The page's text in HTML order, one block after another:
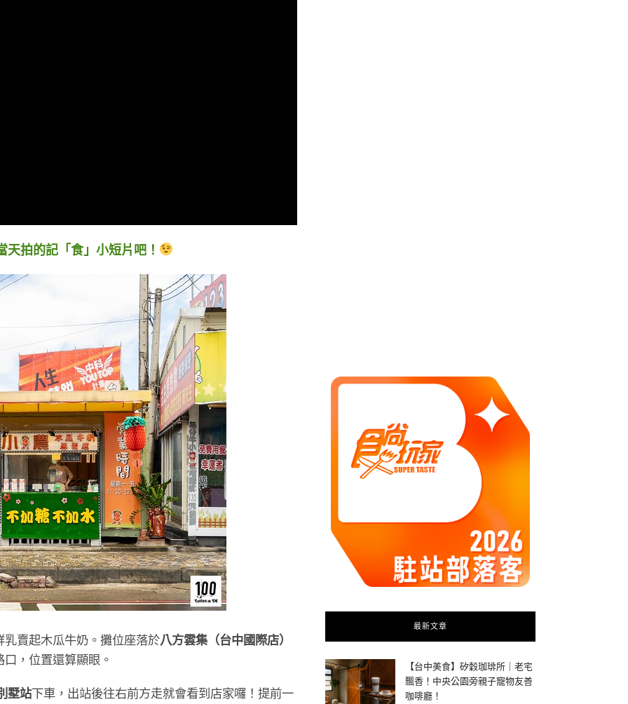
拍的記「食」小短片吧！
賣起木瓜牛奶。攤位座落於八方雲集（台中國際店）
口，位置還算顯眼。
墅站下車，出站後往右前方走就會看到店家囉！提前一
最新文章
【台中美食】矽穀珈琲所｜老宅
飄香！中央公園旁親子寵物友善
咖啡廳！